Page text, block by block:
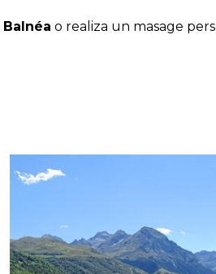
Balnéa o realiza un masage